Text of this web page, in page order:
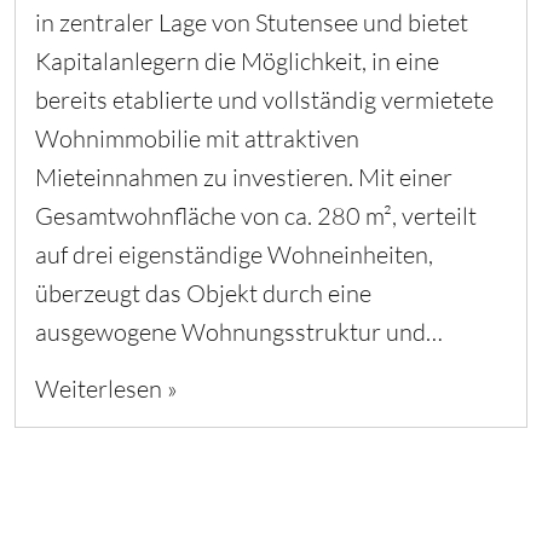
in zentraler Lage von Stutensee und bietet
Kapitalanlegern die Möglichkeit, in eine
bereits etablierte und vollständig vermietete
Wohnimmobilie mit attraktiven
Mieteinnahmen zu investieren. Mit einer
Gesamtwohnfläche von ca. 280 m², verteilt
auf drei eigenständige Wohneinheiten,
überzeugt das Objekt durch eine
ausgewogene Wohnungsstruktur und…
Weiterlesen »